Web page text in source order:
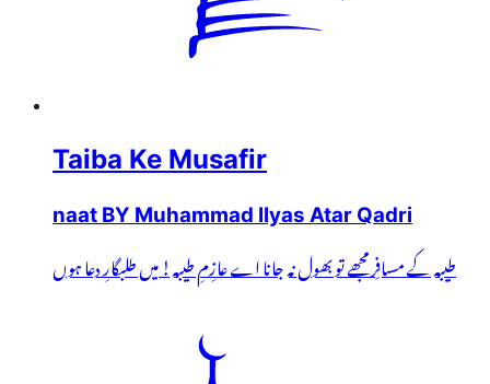
Taiba Ke Musafir
naat BY Muhammad Ilyas Atar Qadri
طیبہ کے مسافِر مجھے تو بھول نہ جانا اے عازِمِ طیبہ! میں طلبگارِ دعا ہوں